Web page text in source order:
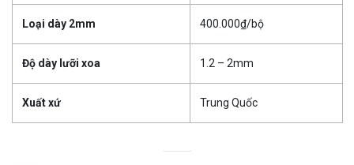
Loại dày 2mm 400.000₫/bộ
Độ dày lưỡi xoa 1.2 – 2mm
Xuất xứ Trung Quốc